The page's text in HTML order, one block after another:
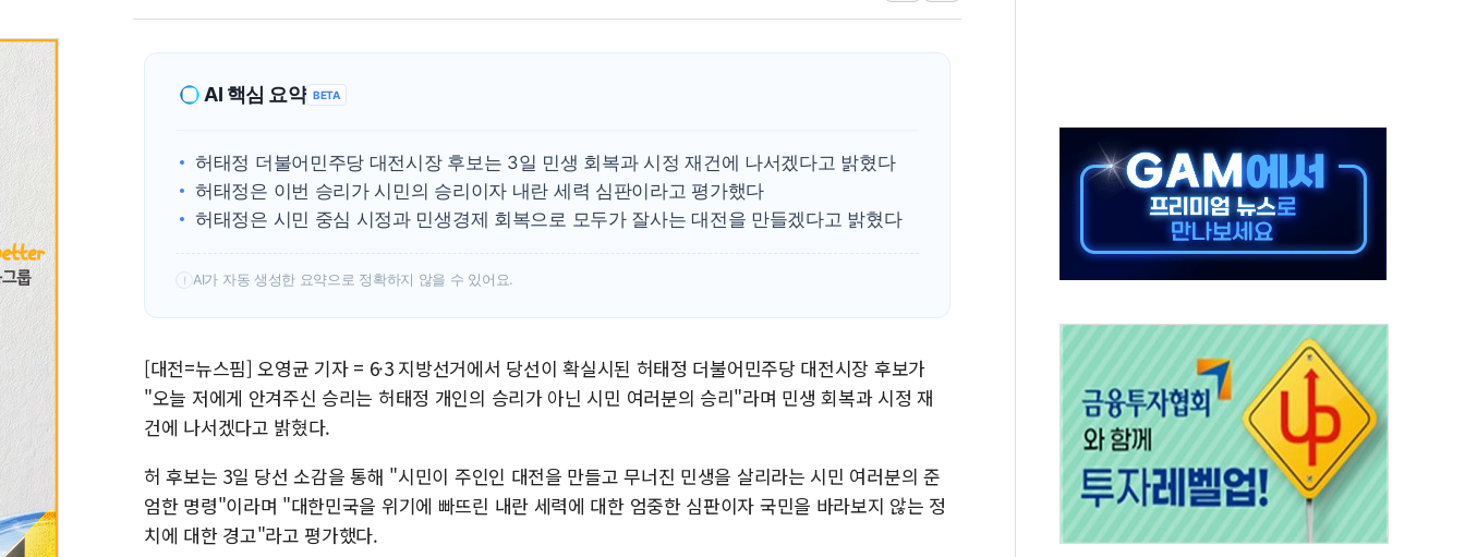
구광모, 내주 실리콘밸리서 젠슨 황 재회…로봇·AI 데이터센터·모빌리티 구체화
청와대, 북한 단거리 탄도미사일 발사에 긴급 안보 점검회의
AI 핵심 요약 BETA
허태정 더불어민주당 대전시장 후보는 3일 민생 회복과 시정 재건에 나서겠다고 밝혔다
허태정은 이번 승리가 시민의 승리이자 내란 세력 심판이라고 평가했다
허태정은 시민 중심 시정과 민생경제 회복으로 모두가 잘사는 대전을 만들겠다고 밝혔다
! AI가 자동 생성한 요약으로 정확하지 않을 수 있어요.
[대전=뉴스핌] 오영균 기자 = 6·3 지방선거에서 당선이 확실시된 허태정 더불어민주당 대전시장 후보가
"오늘 저에게 안겨주신 승리는 허태정 개인의 승리가 아닌 시민 여러분의 승리"라며 민생 회복과 시정 재
건에 나서겠다고 밝혔다.
허 후보는 3일 당선 소감을 통해 "시민이 주인인 대전을 만들고 무너진 민생을 살리라는 시민 여러분의 준
엄한 명령"이라며 "대한민국을 위기에 빠뜨린 내란 세력에 대한 엄중한 심판이자 국민을 바라보지 않는 정
치에 대한 경고"라고 평가했다.